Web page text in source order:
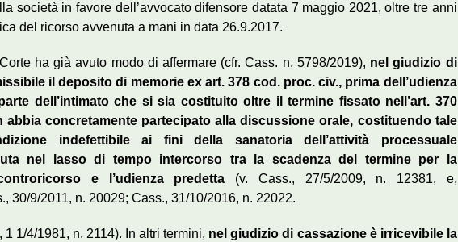
società in favore dell’avvocato difensore datata 7 maggio 2021, oltre tre anni
del ricorso avvenuta a mani in data 26.9.2017.
ha già avuto modo di affermare (cfr. Cass. n. 5798/2019), nel giudizio di
il deposito di memorie ex art. 378 cod. proc. civ., prima dell’udienza
dell’intimato che si sia costituito oltre il termine fissato nell’art. 370
abbia concretamente partecipato alla discussione orale, costituendo tale
indefettibile ai fini della sanatoria dell’attività processuale
nel lasso di tempo intercorso tra la scadenza del termine per la
e l’udienza predetta (v. Cass., 27/5/2009, n. 12381, e,
30/9/2011, n. 20029; Cass., 31/10/2016, n. 22022.
1 1/4/1981, n. 2114). In altri termini, nel giudizio di cassazione è irricevibile la